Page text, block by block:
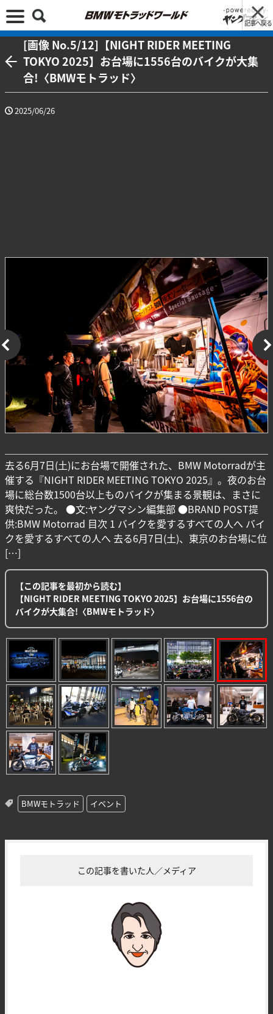
記事へ戻る
[画像 No.5/12]【NIGHT RIDER MEETING
TOKYO 2025】お台場に1556台のバイクが大集
合!〈BMWモトラッド〉
2025/06/26
去る6月7日(土)にお台場で開催された、BMW Motorradが主
催する『NIGHT RIDER MEETING TOKYO 2025』。夜のお台
場に総台数1500台以上ものバイクが集まる景観は、まさに
爽快だった。 ●文:ヤングマシン編集部 ●BRAND POST提
供:BMW Motorrad 目次 1 バイクを愛するすべての人へ バイ
クを愛するすべての人へ 去る6月7日(土)、東京のお台場に位
[…]
【この記事を最初から読む】
【NIGHT RIDER MEETING TOKYO 2025】お台場に1556台の
バイクが大集合!〈BMWモトラッド〉
BMWモトラッド イベント
この記事を書いた人／メディア